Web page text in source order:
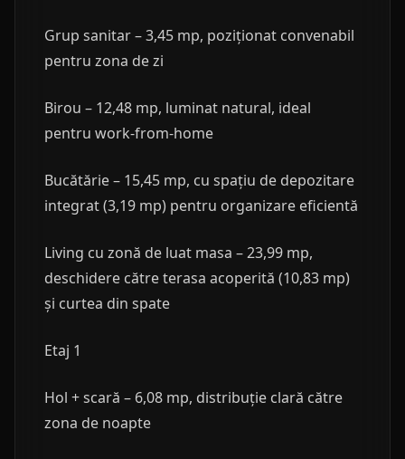
Grup sanitar – 3,45 mp, poziționat convenabil
pentru zona de zi
Birou – 12,48 mp, luminat natural, ideal
pentru work-from-home
Bucătărie – 15,45 mp, cu spațiu de depozitare
integrat (3,19 mp) pentru organizare eficientă
Living cu zonă de luat masa – 23,99 mp,
deschidere către terasa acoperită (10,83 mp)
și curtea din spate
Etaj 1
Hol + scară – 6,08 mp, distribuție clară către
zona de noapte